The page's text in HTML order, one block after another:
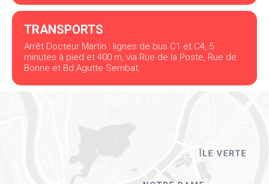
TRANSPORTS
Arrêt Docteur Martin : lignes de bus C1 et C4, 5
minutes à pied et 400 m, via Rue de la Poste, Rue de
Bonne et Bd Agutte Sembat.